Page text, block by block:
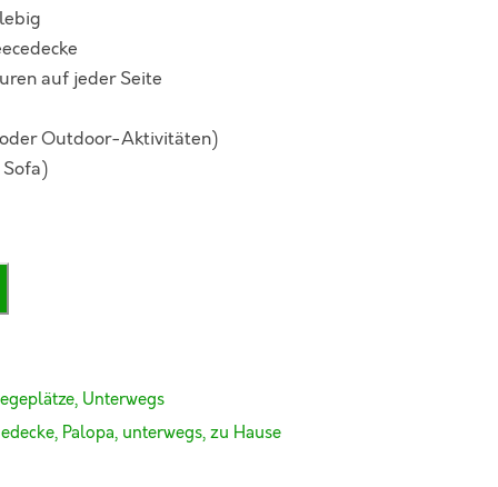
auf jeder Seite
Outdoor-Aktivitäten)
, Unterwegs
, Palopa, unterwegs,zu Hause